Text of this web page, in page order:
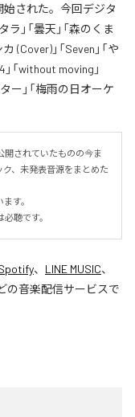
始された。今回デジタ
」「曇天」「森のくま
(Cover)」「Seven」「や
「without moving」
ー」「梅雨の日オーケ
されていたものの今ま
、未発表音源をまとめた
す。
聴です。
、 LINE MUSIC、
の音楽配信サービスで